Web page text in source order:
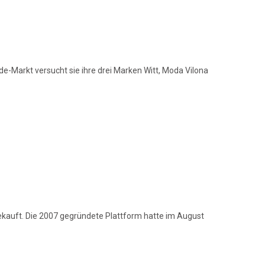
Markt versucht sie ihre drei Marken Witt, Moda Vilona
Die 2007 gegründete Plattform hatte im August